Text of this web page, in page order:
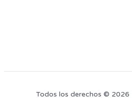
Todos los derechos © 2026